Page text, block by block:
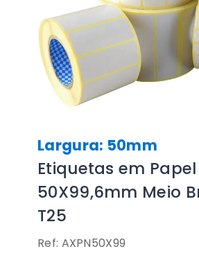
Largura: 50mm
Etiquetas em
50X99,6mm Meio
T25
Ref: AXPN50X99